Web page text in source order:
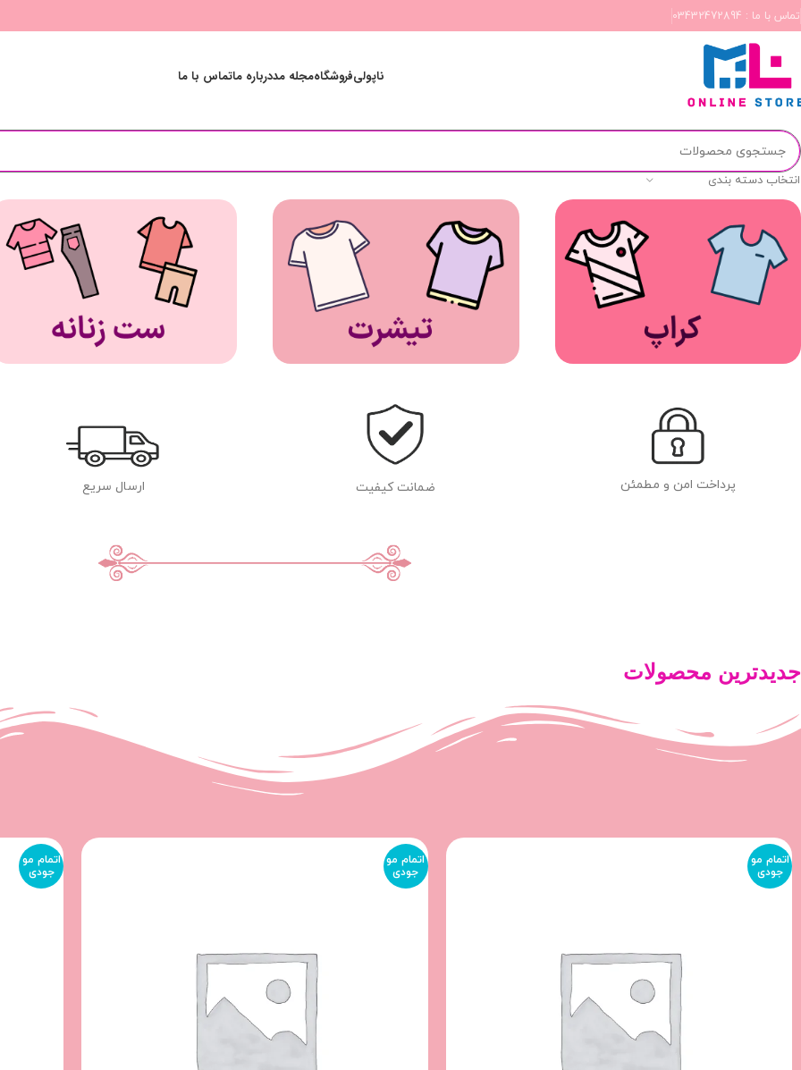
تماس با ما : 03432472894
ناپولیفروشگاهمجله مددرباره ماتماس با ما
انتخاب دسته بندی
پرداخت امن و مطمئن ضمانت کیفیت ارسال سریع
جدیدترین محصولات
اتمام مو
جودی
اتمام مو
جودی
اتمام مو
جودی